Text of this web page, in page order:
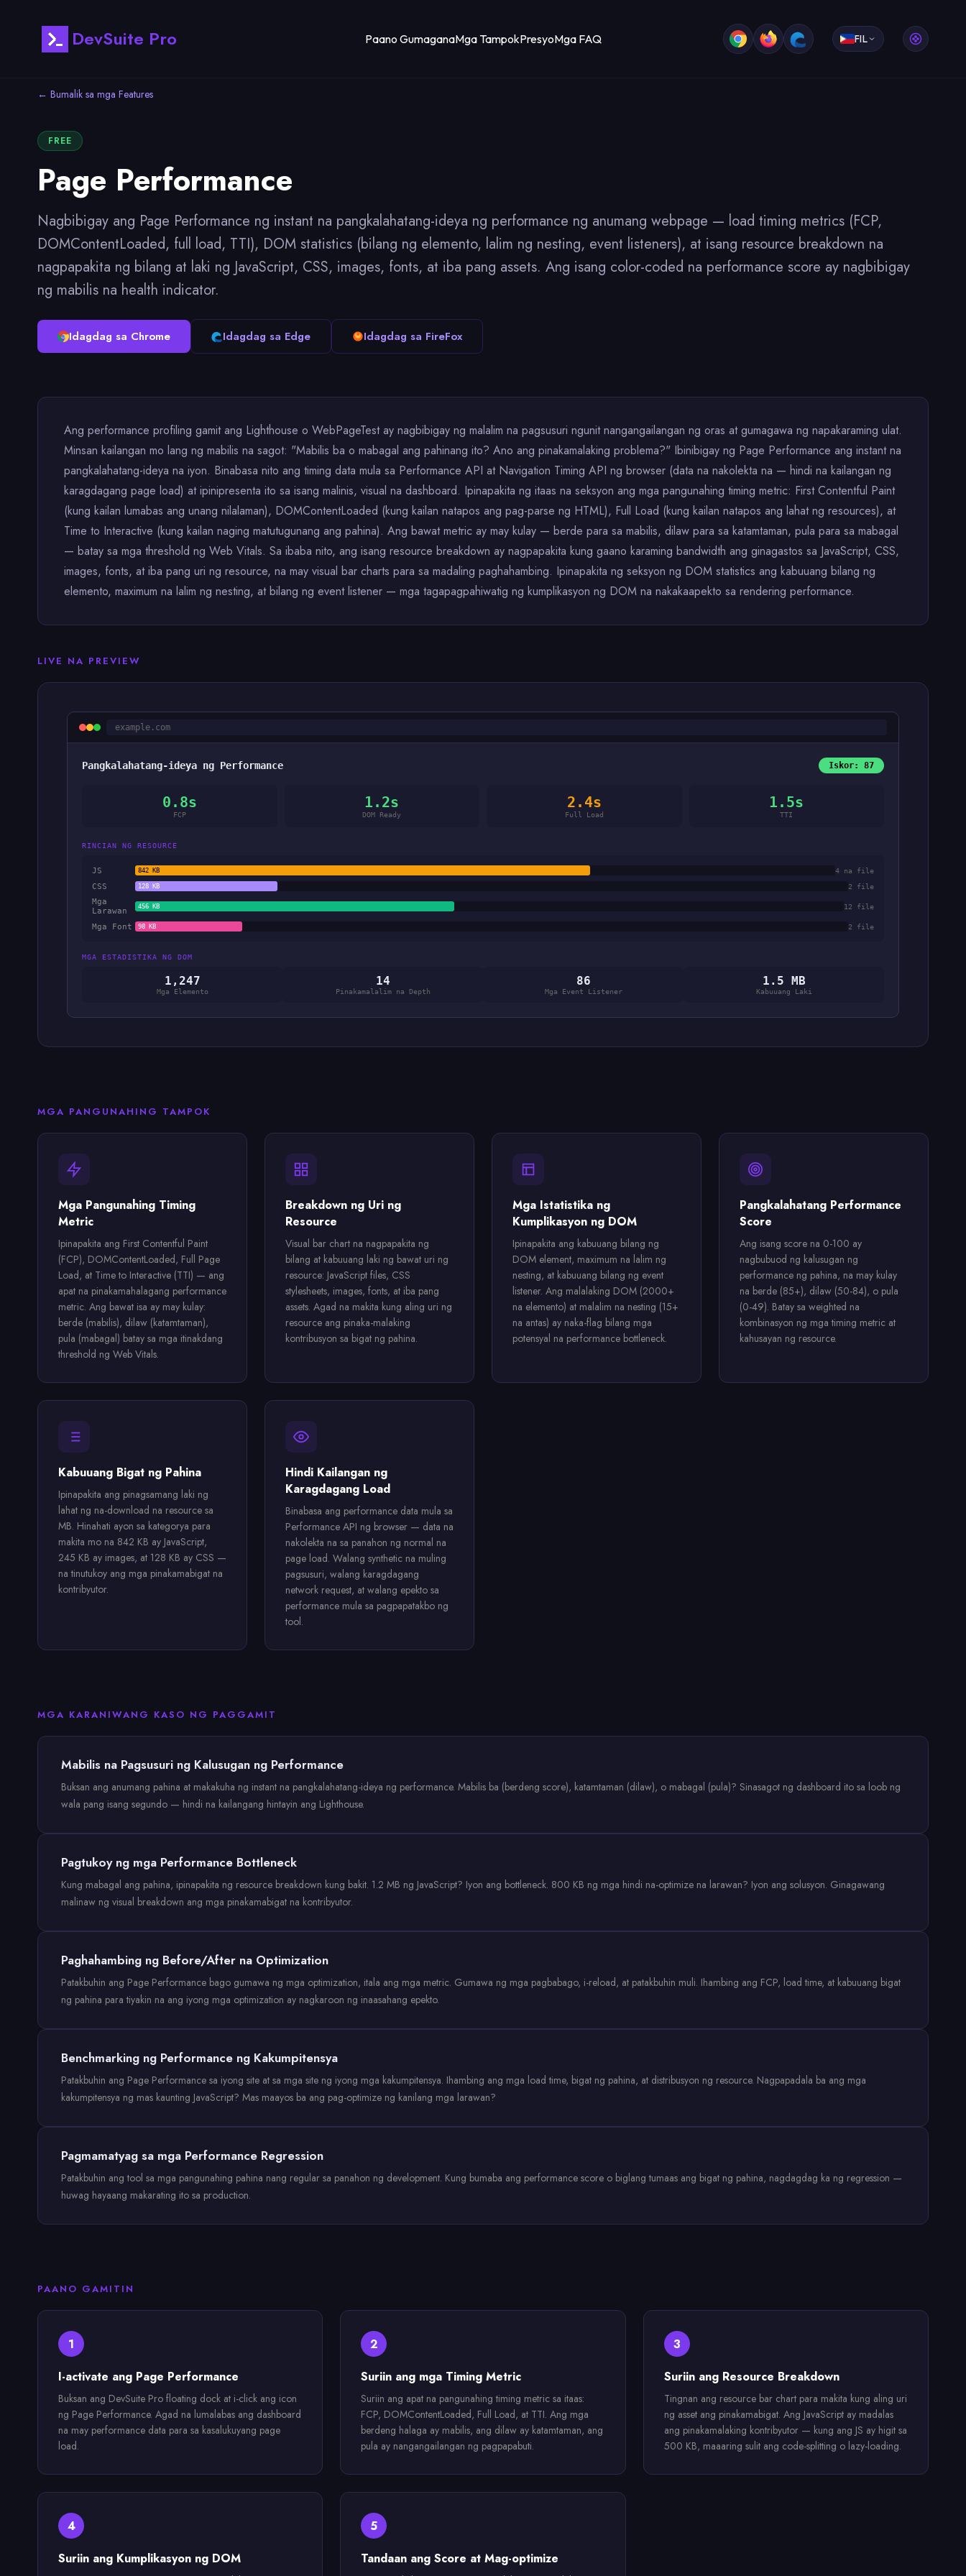
DevSuite Pro Paano GumaganaMga TampokPresyoMga FAQ FIL
← Bumalik sa mga Features
FREE
Page Performance
Nagbibigay ang Page Performance ng instant na pangkalahatang-ideya ng performance ng anumang webpage — load timing metrics (FCP,
DOMContentLoaded, full load, TTI), DOM statistics (bilang ng elemento, lalim ng nesting, event listeners), at isang resource breakdown na
nagpapakita ng bilang at laki ng JavaScript, CSS, images, fonts, at iba pang assets. Ang isang color-coded na performance score ay nagbibigay
ng mabilis na health indicator.
Idagdag sa Chrome Idagdag sa Edge Idagdag sa FireFox
Ang performance profiling gamit ang Lighthouse o WebPageTest ay nagbibigay ng malalim na pagsusuri ngunit nangangailangan ng oras at gumagawa ng napakaraming ulat.
Minsan kailangan mo lang ng mabilis na sagot: "Mabilis ba o mabagal ang pahinang ito? Ano ang pinakamalaking problema?" Ibinibigay ng Page Performance ang instant na
pangkalahatang-ideya na iyon. Binabasa nito ang timing data mula sa Performance API at Navigation Timing API ng browser (data na nakolekta na — hindi na kailangan ng
karagdagang page load) at ipinipresenta ito sa isang malinis, visual na dashboard. Ipinapakita ng itaas na seksyon ang mga pangunahing timing metric: First Contentful Paint
(kung kailan lumabas ang unang nilalaman), DOMContentLoaded (kung kailan natapos ang pag-parse ng HTML), Full Load (kung kailan natapos ang lahat ng resources), at
Time to Interactive (kung kailan naging matutugunang ang pahina). Ang bawat metric ay may kulay — berde para sa mabilis, dilaw para sa katamtaman, pula para sa mabagal
— batay sa mga threshold ng Web Vitals. Sa ibaba nito, ang isang resource breakdown ay nagpapakita kung gaano karaming bandwidth ang ginagastos sa JavaScript, CSS,
images, fonts, at iba pang uri ng resource, na may visual bar charts para sa madaling paghahambing. Ipinapakita ng seksyon ng DOM statistics ang kabuuang bilang ng
elemento, maximum na lalim ng nesting, at bilang ng event listener — mga tagapagpahiwatig ng kumplikasyon ng DOM na nakakaapekto sa rendering performance.
LIVE NA PREVIEW
example.com
Pangkalahatang-ideya ng Performance Iskor: 87
0.8s
FCP
1.2s
DOM Ready
2.4s
Full Load
1.5s
TTI
RINCIAN NG RESOURCE
JS 842 KB 4 na file
CSS 128 KB 2 file
Mga
Larawan
456 KB 12 file
Mga Font 98 KB 2 file
MGA ESTADISTIKA NG DOM
1,247
Mga Elemento
14
Pinakamalalim na Depth
86
Mga Event Listener
1.5 MB
Kabuuang Laki
MGA PANGUNAHING TAMPOK
Mga Pangunahing Timing
Metric
Ipinapakita ang First Contentful Paint
(FCP), DOMContentLoaded, Full Page
Load, at Time to Interactive (TTI) — ang
apat na pinakamahalagang performance
metric. Ang bawat isa ay may kulay:
berde (mabilis), dilaw (katamtaman),
pula (mabagal) batay sa mga itinakdang
threshold ng Web Vitals.
Breakdown ng Uri ng
Resource
Visual bar chart na nagpapakita ng
bilang at kabuuang laki ng bawat uri ng
resource: JavaScript files, CSS
stylesheets, images, fonts, at iba pang
assets. Agad na makita kung aling uri ng
resource ang pinaka-malaking
kontribusyon sa bigat ng pahina.
Mga Istatistika ng
Kumplikasyon ng DOM
Ipinapakita ang kabuuang bilang ng
DOM element, maximum na lalim ng
nesting, at kabuuang bilang ng event
listener. Ang malalaking DOM (2000+
na elemento) at malalim na nesting (15+
na antas) ay naka-flag bilang mga
potensyal na performance bottleneck.
Pangkalahatang Performance
Score
Ang isang score na 0-100 ay
nagbubuod ng kalusugan ng
performance ng pahina, na may kulay
na berde (85+), dilaw (50-84), o pula
(0-49). Batay sa weighted na
kombinasyon ng mga timing metric at
kahusayan ng resource.
Kabuuang Bigat ng Pahina
Ipinapakita ang pinagsamang laki ng
lahat ng na-download na resource sa
MB. Hinahati ayon sa kategorya para
makita mo na 842 KB ay JavaScript,
245 KB ay images, at 128 KB ay CSS —
na tinutukoy ang mga pinakamabigat na
kontribyutor.
Hindi Kailangan ng
Karagdagang Load
Binabasa ang performance data mula sa
Performance API ng browser — data na
nakolekta na sa panahon ng normal na
page load. Walang synthetic na muling
pagsusuri, walang karagdagang
network request, at walang epekto sa
performance mula sa pagpapatakbo ng
tool.
MGA KARANIWANG KASO NG PAGGAMIT
Mabilis na Pagsusuri ng Kalusugan ng Performance
Buksan ang anumang pahina at makakuha ng instant na pangkalahatang-ideya ng performance. Mabilis ba (berdeng score), katamtaman (dilaw), o mabagal (pula)? Sinasagot ng dashboard ito sa loob ng
wala pang isang segundo — hindi na kailangang hintayin ang Lighthouse.
Pagtukoy ng mga Performance Bottleneck
Kung mabagal ang pahina, ipinapakita ng resource breakdown kung bakit. 1.2 MB ng JavaScript? Iyon ang bottleneck. 800 KB ng mga hindi na-optimize na larawan? Iyon ang solusyon. Ginagawang
malinaw ng visual breakdown ang mga pinakamabigat na kontribyutor.
Paghahambing ng Before/After na Optimization
Patakbuhin ang Page Performance bago gumawa ng mga optimization, itala ang mga metric. Gumawa ng mga pagbabago, i-reload, at patakbuhin muli. Ihambing ang FCP, load time, at kabuuang bigat
ng pahina para tiyakin na ang iyong mga optimization ay nagkaroon ng inaasahang epekto.
Benchmarking ng Performance ng Kakumpitensya
Patakbuhin ang Page Performance sa iyong site at sa mga site ng iyong mga kakumpitensya. Ihambing ang mga load time, bigat ng pahina, at distribusyon ng resource. Nagpapadala ba ang mga
kakumpitensya ng mas kaunting JavaScript? Mas maayos ba ang pag-optimize ng kanilang mga larawan?
Pagmamatyag sa mga Performance Regression
Patakbuhin ang tool sa mga pangunahing pahina nang regular sa panahon ng development. Kung bumaba ang performance score o biglang tumaas ang bigat ng pahina, nagdagdag ka ng regression —
huwag hayaang makarating ito sa production.
PAANO GAMITIN
1
I-activate ang Page Performance
Buksan ang DevSuite Pro floating dock at i-click ang icon
ng Page Performance. Agad na lumalabas ang dashboard
na may performance data para sa kasalukuyang page
load.
2
Suriin ang mga Timing Metric
Suriin ang apat na pangunahing timing metric sa itaas:
FCP, DOMContentLoaded, Full Load, at TTI. Ang mga
berdeng halaga ay mabilis, ang dilaw ay katamtaman, ang
pula ay nangangailangan ng pagpapabuti.
3
Suriin ang Resource Breakdown
Tingnan ang resource bar chart para makita kung aling uri
ng asset ang pinakamabigat. Ang JavaScript ay madalas
ang pinakamalaking kontribyutor — kung ang JS ay higit sa
500 KB, maaaring sulit ang code-splitting o lazy-loading.
4
Suriin ang Kumplikasyon ng DOM
5
Tandaan ang Score at Mag-optimize